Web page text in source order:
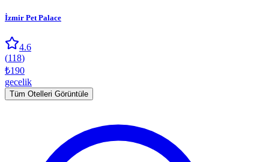
İzmir Pet Palace
4.6
(118)
₺190
gecelik
Tüm Otelleri Görüntüle